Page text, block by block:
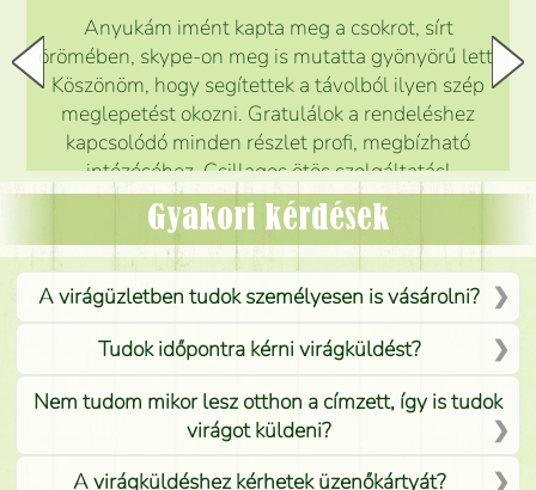
Anyukám imént kapta meg a csokrot, sírt
örömében, skype-on meg is mutatta gyönyörű lett.
Köszönöm, hogy segítettek a távolból ilyen szép
meglepetést okozni. Gratulálok a rendeléshez
kapcsolódó minden részlet profi, megbízható
intézéséhez. Csillagos ötös szolgáltatás!
Mónika
Gyakori kérdések
A virágüzletben tudok személyesen is vásárolni?
Tudok időpontra kérni virágküldést?
Nem tudom mikor lesz otthon a címzett, így is tudok
virágot küldeni?
A virágküldéshez kérhetek üzenőkártyát?